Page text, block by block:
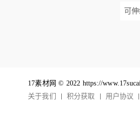
可
17素材网 © 2022 https://
关于我们
积分获取 用户协议